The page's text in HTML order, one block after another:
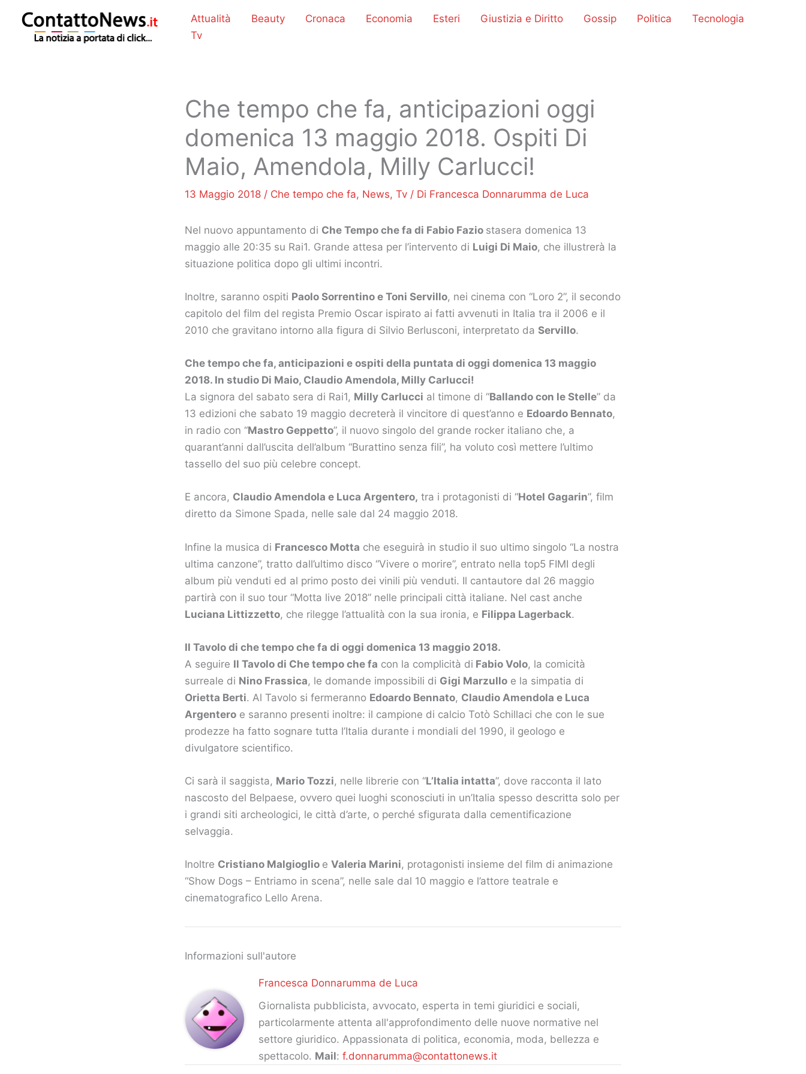
contenuto
Attualità Beauty Cronaca Economia Esteri Giustizia e Diritto Gossip Politica
Tecnologia
Tv
Che tempo che fa, anticipazioni oggi
domenica 13 maggio 2018. Ospiti Di
Maio, Amendola, Milly Carlucci!
13 Maggio 2018 / Che tempo che fa, News, Tv / Di Francesca Donnarumma de Luca
Nel nuovo appuntamento di Che Tempo che fa di Fabio Fazio stasera domenica 13
maggio alle 20:35 su Rai1. Grande attesa per l’intervento di Luigi Di Maio, che illustrerà la
situazione politica dopo gli ultimi incontri.
Inoltre, saranno ospiti Paolo Sorrentino e Toni Servillo, nei cinema con “Loro 2”, il secondo
capitolo del film del regista Premio Oscar ispirato ai fatti avvenuti in Italia tra il 2006 e il
2010 che gravitano intorno alla figura di Silvio Berlusconi, interpretato da Servillo.
Che tempo che fa, anticipazioni e ospiti della puntata di oggi domenica 13 maggio
2018. In studio Di Maio, Claudio Amendola, Milly Carlucci!
La signora del sabato sera di Rai1, Milly Carlucci al timone di “Ballando con le Stelle” da
13 edizioni che sabato 19 maggio decreterà il vincitore di quest’anno e Edoardo Bennato,
in radio con “Mastro Geppetto”, il nuovo singolo del grande rocker italiano che, a
quarant’anni dall’uscita dell’album “Burattino senza fili”, ha voluto così mettere l’ultimo
tassello del suo più celebre concept.
E ancora, Claudio Amendola e Luca Argentero, tra i protagonisti di “Hotel Gagarin”, film
diretto da Simone Spada, nelle sale dal 24 maggio 2018.
Infine la musica di Francesco Motta che eseguirà in studio il suo ultimo singolo “La nostra
ultima canzone”, tratto dall’ultimo disco “Vivere o morire”, entrato nella top5 FIMI degli
album più venduti ed al primo posto dei vinili più venduti. Il cantautore dal 26 maggio
partirà con il suo tour “Motta live 2018” nelle principali città italiane. Nel cast anche
Luciana Littizzetto, che rilegge l’attualità con la sua ironia, e Filippa Lagerback.
Il Tavolo di che tempo che fa di oggi domenica 13 maggio 2018.
A seguire Il Tavolo di Che tempo che fa con la complicità di Fabio Volo, la comicità
surreale di Nino Frassica, le domande impossibili di Gigi Marzullo e la simpatia di
Orietta Berti. Al Tavolo si fermeranno Edoardo Bennato, Claudio Amendola e Luca
Argentero e saranno presenti inoltre: il campione di calcio Totò Schillaci che con le sue
prodezze ha fatto sognare tutta l’Italia durante i mondiali del 1990, il geologo e
divulgatore scientifico.
Ci sarà il saggista, Mario Tozzi, nelle librerie con “L’Italia intatta”, dove racconta il lato
nascosto del Belpaese, ovvero quei luoghi sconosciuti in un’Italia spesso descritta solo per
i grandi siti archeologici, le città d’arte, o perché sfigurata dalla cementificazione
selvaggia.
Inoltre Cristiano Malgioglio e Valeria Marini, protagonisti insieme del film di animazione
“Show Dogs – Entriamo in scena”, nelle sale dal 10 maggio e l’attore teatrale e
cinematografico Lello Arena.
Informazioni sull'autore
Francesca Donnarumma de Luca
Giornalista pubblicista, avvocato, esperta in temi giuridici e sociali,
particolarmente attenta all'approfondimento delle nuove normative nel
settore giuridico. Appassionata di politica, economia, moda, bellezza e
spettacolo. Mail: f.donnarumma@contattonews.it